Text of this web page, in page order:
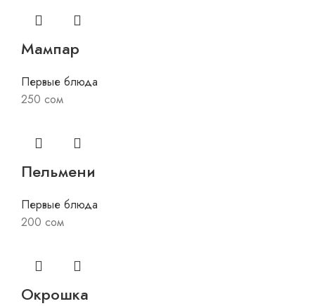
Мампар
Первые блюда
250 сом
Пельмени
Первые блюда
200 сом
Окрошка